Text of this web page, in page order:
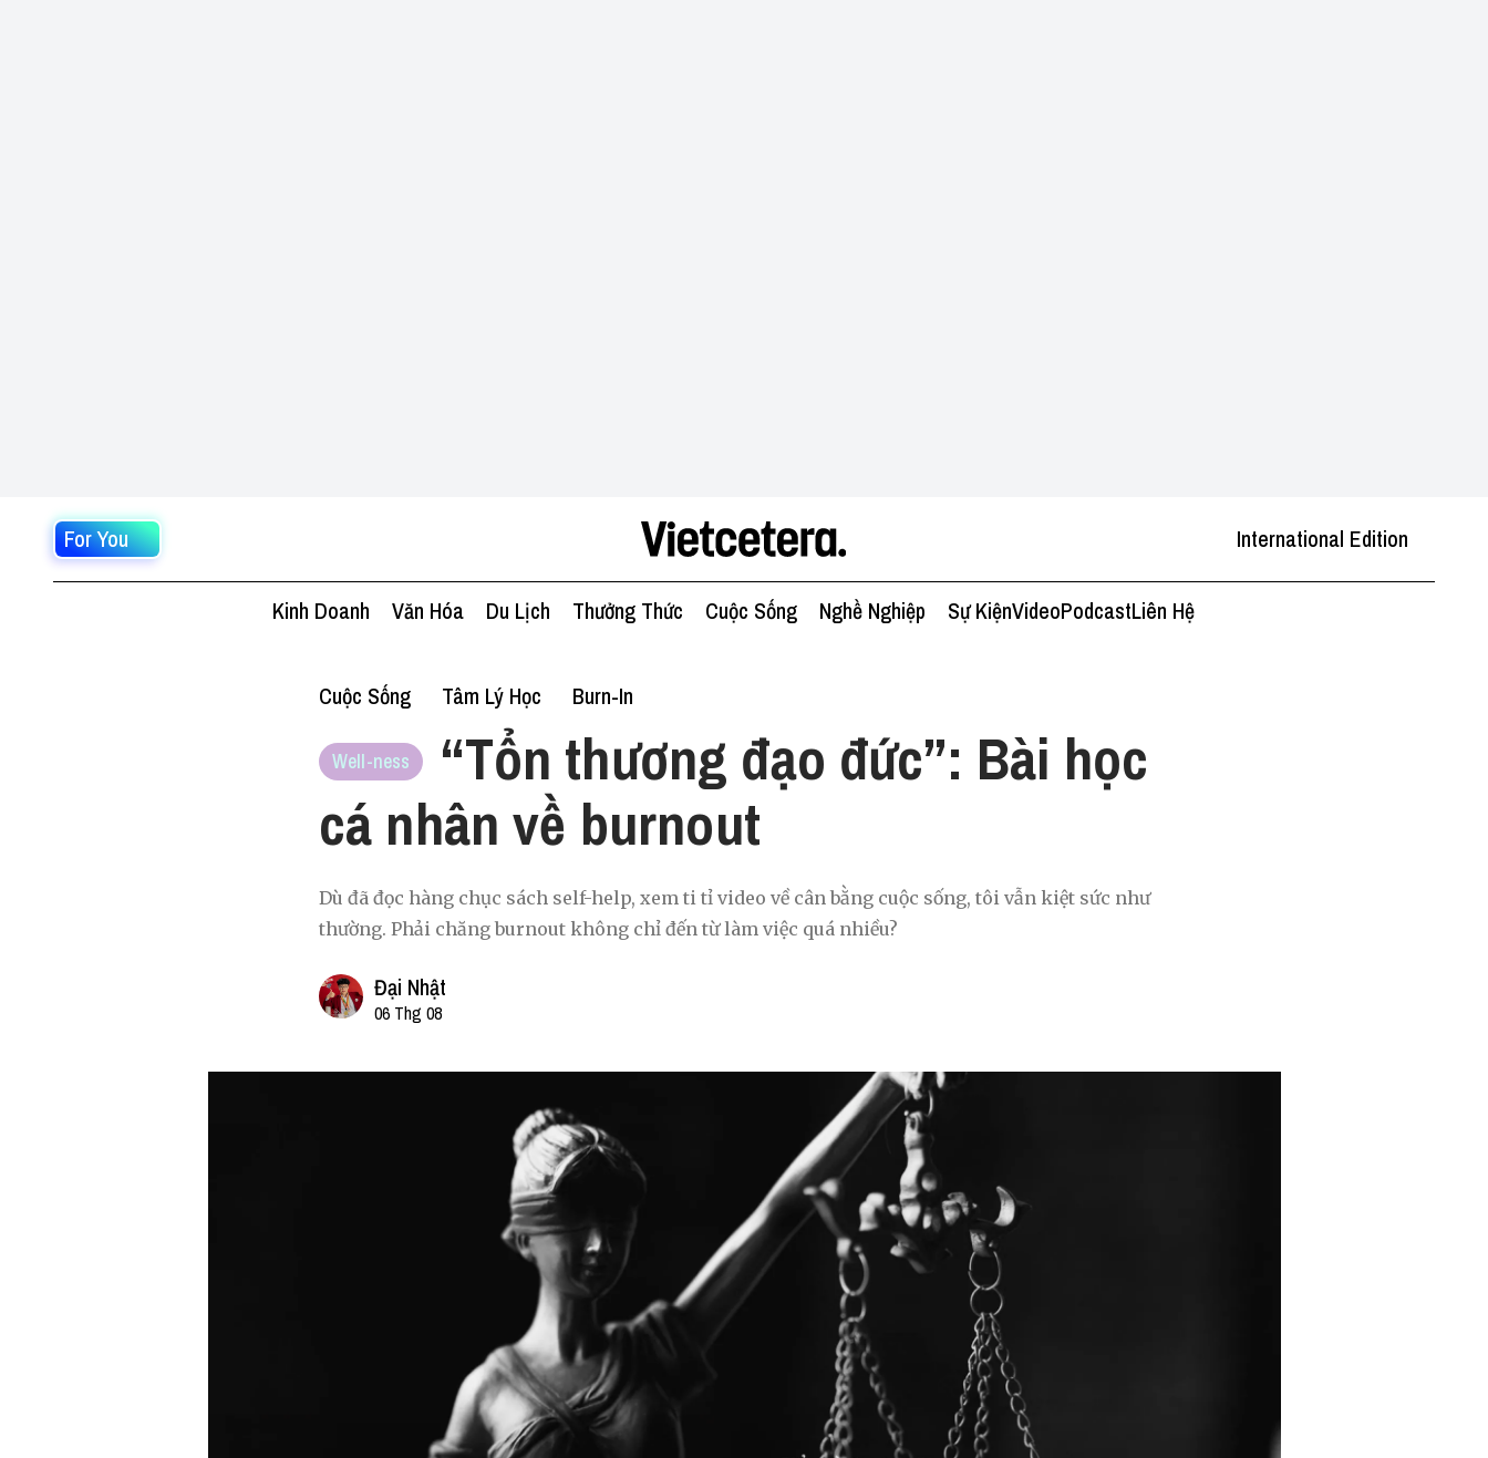
For You International Edition
Kinh Doanh Văn Hóa Du Lịch Thưởng Thức Cuộc Sống Nghề Nghiệp Sự KiệnVideoPodcastLiên Hệ
Cuộc Sống Tâm Lý Học Burn-In
Well-ness
“Tổn thương đạo đức”: Bài học
cá nhân về burnout
Dù đã đọc hàng chục sách self-help, xem ti tỉ video về cân bằng cuộc sống, tôi vẫn kiệt sức như
thường. Phải chăng burnout không chỉ đến từ làm việc quá nhiều?
Đại Nhật
06 Thg 08